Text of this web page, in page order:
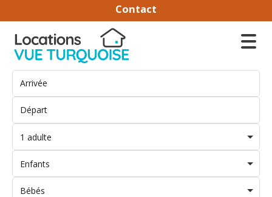
Contact
1 adulte
Enfants
Bébés